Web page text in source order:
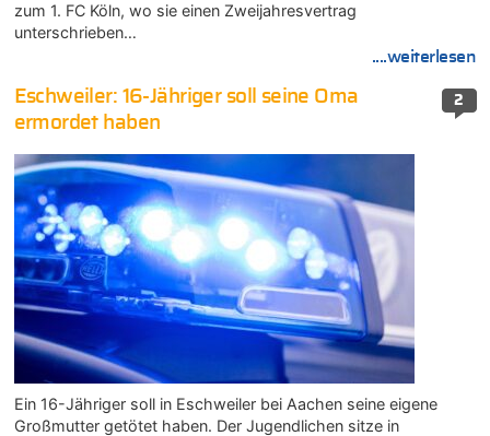
zum 1. FC Köln, wo sie einen Zweijahresvertrag
unterschrieben…
....weiterlesen
2
Eschweiler: 16-Jähriger soll seine Oma
ermordet haben
Ein 16-Jähriger soll in Eschweiler bei Aachen seine eigene
Großmutter getötet haben. Der Jugendlichen sitze in